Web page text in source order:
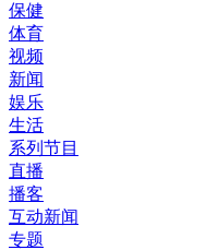
保健
体育
视频
新闻
娱乐
生活
系列节目
直播
播客
互动新闻
专题